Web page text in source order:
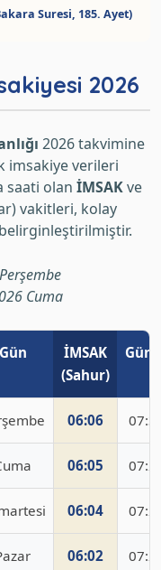
Suresi, 185. Ayet)
2026
2026 takvimine
imsakiye verileri
saati olan İMSAKve
vakitleri, kolay
Cuma
Gün
İMSAK
(Sahur)
06:06
06:05
06:04
06:02